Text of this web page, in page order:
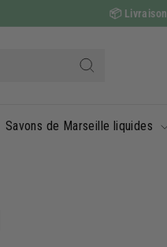
📦
Savons de Marseille liquides